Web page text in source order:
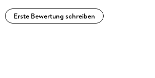
Erste Bewertung schreiben